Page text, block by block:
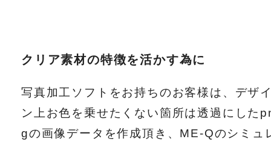
クリア素材の特徴を活かす為に
写真加工ソフトをお持ちのお客様は、デザ
ン上お色を乗せたくない箇所は透過にした
gの画像データを作成頂き、ME-Qのシミュ